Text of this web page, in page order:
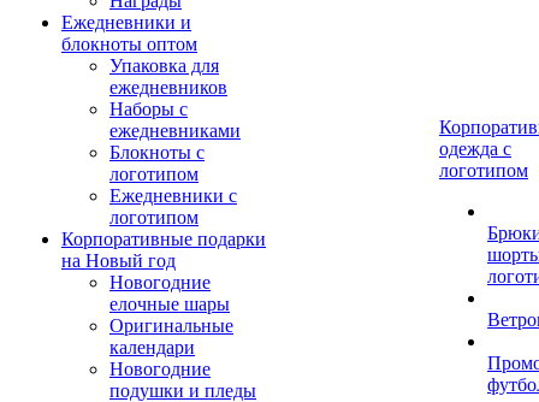
Ежедневники и
блокноты оптом
Упаковка для
ежедневников
Наборы с
ежедневниками
Блокноты с
логотипом
Ежедневники с
логотипом
Корпоративные подарки
на Новый год
Новогодние
елочные шары
Оригинальные
календари
Новогодние
подушки и пледы
одежда с
логотипом